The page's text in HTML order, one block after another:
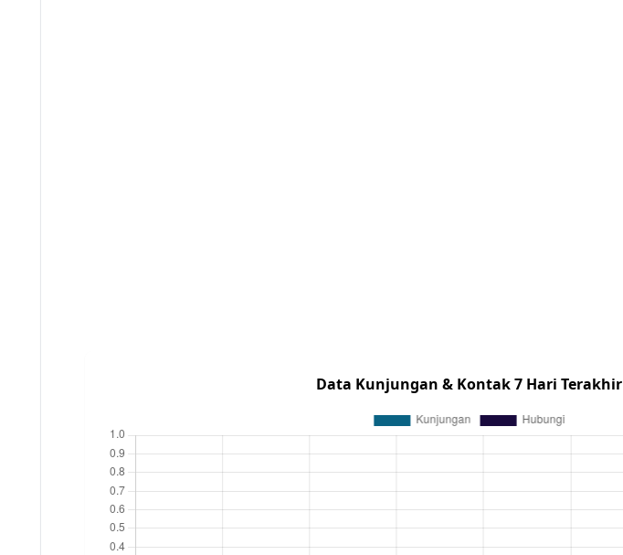
Data Kunjungan & Kontak 7 Hari Terakhir